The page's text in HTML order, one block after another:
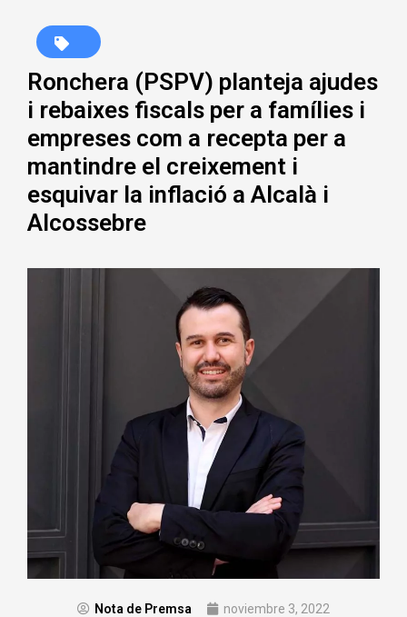
Ronchera (PSPV) planteja ajudes
i rebaixes fiscals per a famílies i
empreses com a recepta per a
mantindre el creixement i
esquivar la inflació a Alcalà i
Alcossebre
Nota de Premsa
noviembre 3, 2022